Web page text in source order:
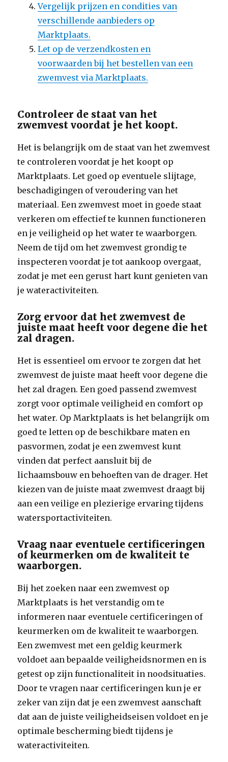
Vergelijk prijzen en condities van
verschillende aanbieders op
Marktplaats.
Let op de verzendkosten en
voorwaarden bij het bestellen van een
zwemvest via Marktplaats.
Controleer de staat van het
zwemvest voordat je het koopt.
Het is belangrijk om de staat van het zwemvest
te controleren voordat je het koopt op
Marktplaats. Let goed op eventuele slijtage,
beschadigingen of veroudering van het
materiaal. Een zwemvest moet in goede staat
verkeren om effectief te kunnen functioneren
en je veiligheid op het water te waarborgen.
Neem de tijd om het zwemvest grondig te
inspecteren voordat je tot aankoop overgaat,
zodat je met een gerust hart kunt genieten van
je wateractiviteiten.
Zorg ervoor dat het zwemvest de
juiste maat heeft voor degene die het
zal dragen.
Het is essentieel om ervoor te zorgen dat het
zwemvest de juiste maat heeft voor degene die
het zal dragen. Een goed passend zwemvest
zorgt voor optimale veiligheid en comfort op
het water. Op Marktplaats is het belangrijk om
goed te letten op de beschikbare maten en
pasvormen, zodat je een zwemvest kunt
vinden dat perfect aansluit bij de
lichaamsbouw en behoeften van de drager. Het
kiezen van de juiste maat zwemvest draagt bij
aan een veilige en plezierige ervaring tijdens
watersportactiviteiten.
Vraag naar eventuele certificeringen
of keurmerken om de kwaliteit te
waarborgen.
Bij het zoeken naar een zwemvest op
Marktplaats is het verstandig om te
informeren naar eventuele certificeringen of
keurmerken om de kwaliteit te waarborgen.
Een zwemvest met een geldig keurmerk
voldoet aan bepaalde veiligheidsnormen en is
getest op zijn functionaliteit in noodsituaties.
Door te vragen naar certificeringen kun je er
zeker van zijn dat je een zwemvest aanschaft
dat aan de juiste veiligheidseisen voldoet en je
optimale bescherming biedt tijdens je
wateractiviteiten.